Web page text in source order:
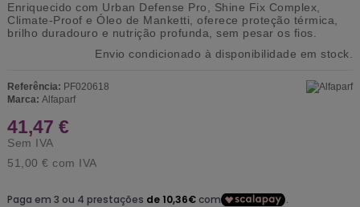
Enriquecido com Urban Defense Pro, Shine Fix Complex,
Climate-Proof e Óleo de Manketti, oferece proteção térmica,
brilho duradouro e nutrição profunda, sem pesar os fios.
Envio condicionado à disponibilidade em stock.
Referência: PF020618
Marca: Alfaparf
41,47 €
Sem IVA
51,00 € com IVA